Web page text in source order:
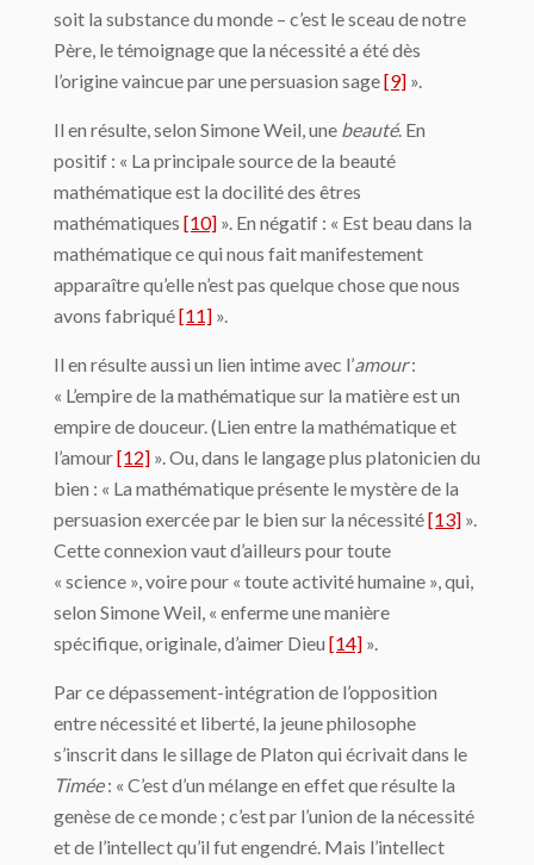
soit la substance du monde – c’est le sceau de notre
Père, le témoignage que la nécessité a été dès
l’origine vaincue par une persuasion sage[9] ».
Il en résulte, selon Simone Weil, une beauté. En
positif : « La principale source de la beauté
mathématique est la docilité des êtres
mathématiques [10] ». En négatif : « Est beau dans la
mathématique ce qui nous fait manifestement
apparaître qu’elle n’est pas quelque chose que nous
avons fabriqué[11] ».
Il en résulte aussi un lien intime avec l’amour:
« L’empire de la mathématique sur la matière est un
empire de douceur. (Lien entre la mathématique et
l’amour[12] ». Ou, dans le langage plus platonicien du
bien : « La mathématique présente le mystère de la
persuasion exercée par le bien sur la nécessité[13] ».
Cette connexion vaut d’ailleurs pour toute
« science », voire pour « toute activité humaine », qui,
selon Simone Weil, « enferme une manière
spécifique, originale, d’aimer Dieu [14] ».
Par ce dépassement-intégration de l’opposition
entre nécessité et liberté, la jeune philosophe
s’inscrit dans le sillage de Platon qui écrivait dans le
Timée: « C’est d’un mélange en effet que résulte la
genèse de ce monde ; c’est par l’union de la nécessité
et de l’intellect qu’il fut engendré. Mais l’intellect